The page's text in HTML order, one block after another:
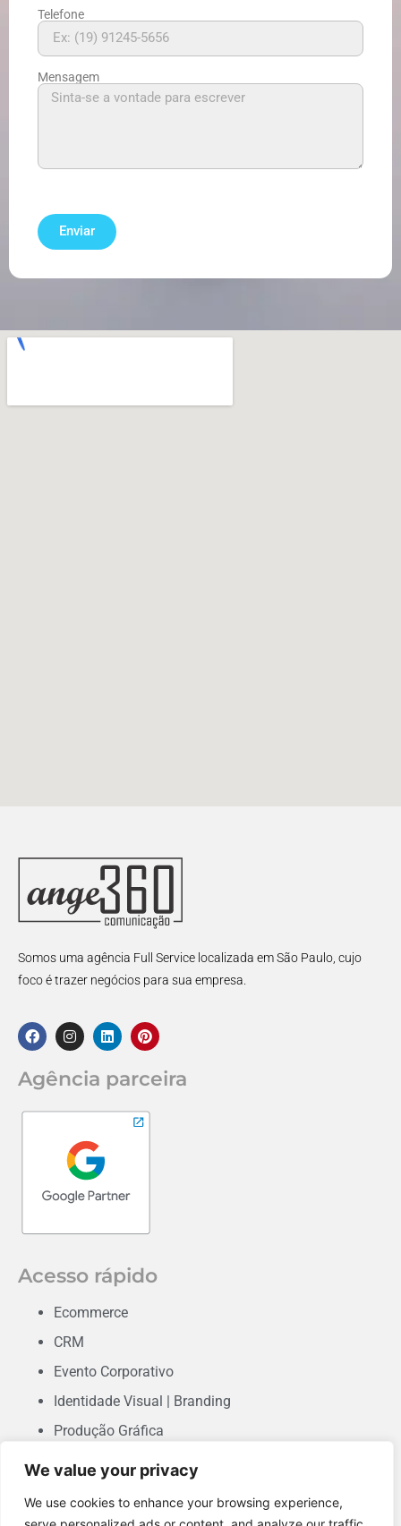
We value your privacy
We use cookies to enhance your browsing experience,
Telefone
Mensagem
Enviar
Somos uma agência Full Service localizada em São Paulo, cujo
foco é trazer negócios para sua empresa.
Agência parceira
Acesso rápido
Ecommerce
CRM
Evento Corporativo
Identidade Visual | Branding
Produção Gráfica
Consultoria em Marketing
Performance